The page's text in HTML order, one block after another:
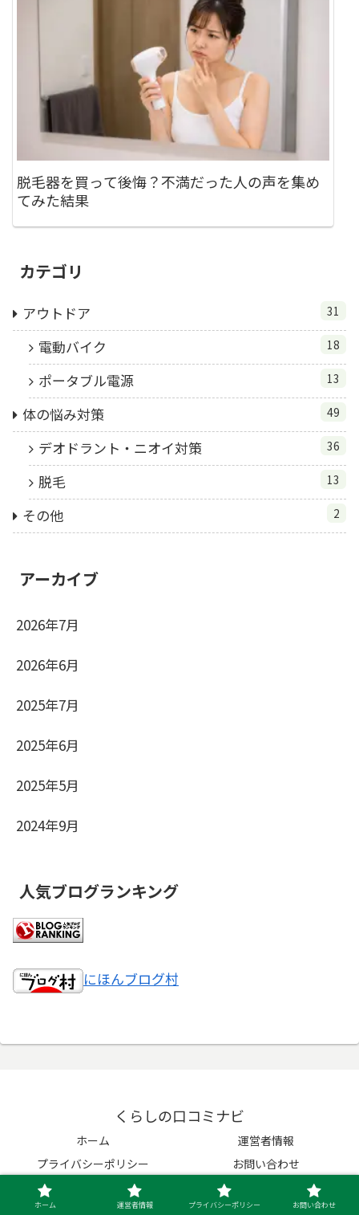
脱毛器を買って後悔？不満だった人の声を集め
てみた結果
カテゴリ
アウトドア 31
電動バイク 18
ポータブル電源 13
体の悩み対策 49
デオドラント・ニオイ対策 36
脱毛 13
その他 2
アーカイブ
2026年7月
2026年6月
2025年7月
2025年6月
2025年5月
2024年9月
人気ブログランキング
にほんブログ村
くらしの口コミナビ
ホーム
運営者情報
プライバシーポリシー
お問い合わせ
© 2023 くらしの口コミナビ.
ホーム 運営者情報 プライバシーポリシー お問い合わせ